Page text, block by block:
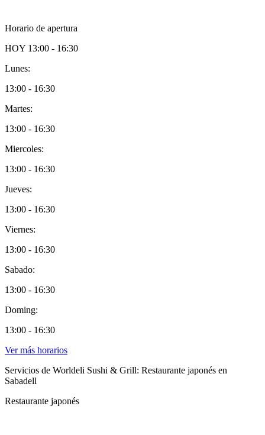
Horario de apertura
HOY 13:00 - 16:30
Lunes:
13:00 - 16:30
Martes:
13:00 - 16:30
Miercoles:
13:00 - 16:30
Jueves:
13:00 - 16:30
Viernes:
13:00 - 16:30
Sabado:
13:00 - 16:30
Doming:
13:00 - 16:30
Ver más horarios
Servicios de Worldeli Sushi & Grill: Restaurante japonés en
Sabadell
Restaurante japonés